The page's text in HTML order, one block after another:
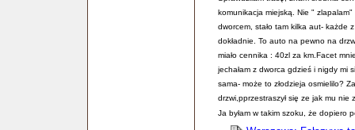
komunikacja miejską. Nie "
dworcem, stało tam kilka aut- każde
dokładnie. To auto na pewno na
miało cennika : 40zl za km.Facet
jechałam z dworca gdzieś i nigdy mi
sama- może to złodzieja osmielilo?
drzwi,pprzestraszył się ze jak mu nie
Ja byłam w takim szoku, że dopiero